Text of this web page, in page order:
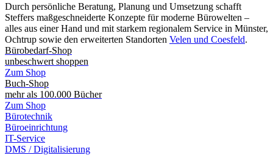
Durch persönliche Beratung, Planung und Umsetzung schafft
Steffers maßgeschneiderte Konzepte für moderne Bürowelten –
alles aus einer Hand und mit starkem regionalem Service in Münster,
Ochtrup sowie den erweiterten Standorten Velen und Coesfeld.
Bürobedarf-Shop
unbeschwert shoppen
Zum Shop
Buch-Shop
mehr als 100.000 Bücher
Zum Shop
Bürotechnik
Büroeinrichtung
IT-Service
DMS / Digitalisierung